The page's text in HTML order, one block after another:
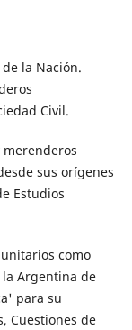
la Nación.
Civil.
merenderos
sus orígenes
Estudios
como
Argentina de
para su
Cuestiones de